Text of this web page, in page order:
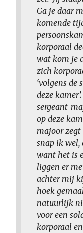
Ga je daar
komende
korporaal
wat kom je
zich
‘volgens de
deze
sergeant-
op deze
majoor zegt
snap ik wel,
want het is
liggen er
achter mij
hoek
natuurlijk
voor een
korporaal